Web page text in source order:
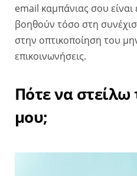
email καμπάνιας σου είναι
βοηθούν τόσο στη
στην οπτικοποίηση του
επικοινωνήσεις.
Πότε να
μου;